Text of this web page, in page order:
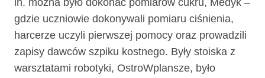
in. można było dokonać pomiarów cukru, Medyk –
gdzie uczniowie dokonywali pomiaru ciśnienia,
harcerze uczyli pierwszej pomocy oraz prowadzili
zapisy dawców szpiku kostnego. Były stoiska z
warsztatami robotyki, OstroWplansze, było